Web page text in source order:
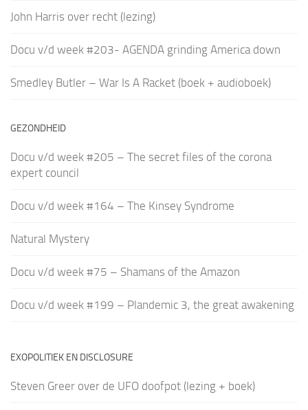
John Harris over recht (lezing)
Docu v/d week #203- AGENDA grinding America down
Smedley Butler – War Is A Racket (boek + audioboek)
GEZONDHEID
Docu v/d week #205 – The secret files of the corona
expert council
Docu v/d week #164 – The Kinsey Syndrome
Natural Mystery
Docu v/d week #75 – Shamans of the Amazon
Docu v/d week #199 – Plandemic 3, the great awakening
EXOPOLITIEK EN DISCLOSURE
Steven Greer over de UFO doofpot (lezing + boek)